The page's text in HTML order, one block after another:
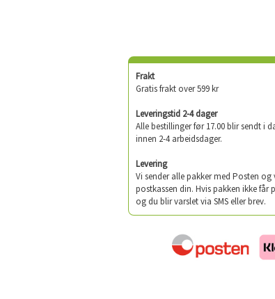
Frakt
Gratis frakt over 599 kr
Leveringstid 2-4 dager
Alle bestillinger før 17.00 blir sendt i
innen 2-4 arbeidsdager.
Levering
Vi sender alle pakker med Posten
postkassen din. Hvis pakken ikke
og du blir varslet via SMS eller brev.